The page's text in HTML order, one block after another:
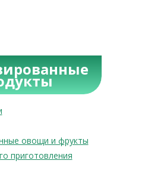
овощи и фрукты
приготовления